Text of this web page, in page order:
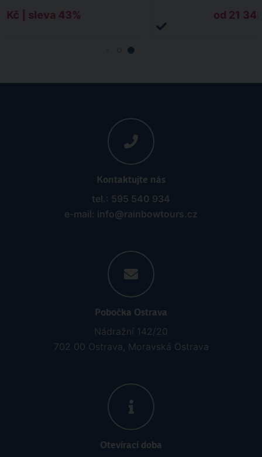
Kč | sleva 43% od 21
Kontaktujte nás
tel.: 595 540 934
e-mail: info@rainbowtours.cz
Pobočka Ostrava
Nádražní 142/20
702 00 Ostrava, Moravská Ostrava
Otevírací doba